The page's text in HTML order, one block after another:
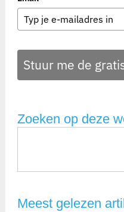
Stuur me de
Zoeken op deze
Meest gelezen